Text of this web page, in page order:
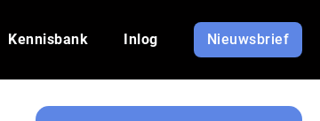
Kennisbank Inlog Nieuwsbrief